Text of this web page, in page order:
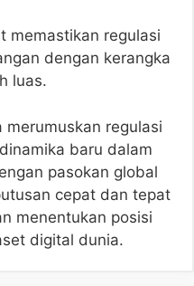
memastikan regulasi
dengan kerangka
luas.
merumuskan regulasi
baru dalam
pasokan global
cepat dan tepat
menentukan posisi
digital dunia.